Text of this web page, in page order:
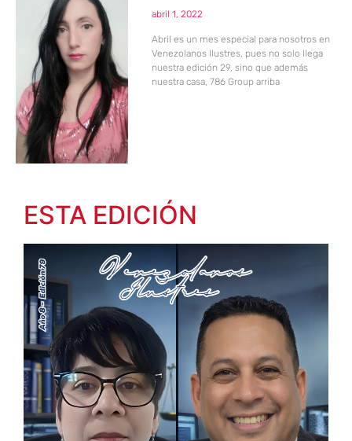
abril 1, 2022
Abril es un mes especial para nosotros en
Venezolanos Ilustres, pues no solo llega
nuestra edición 29, sino que además
nuestra casa, 786 Group arriba
ESTA EDICIÓN